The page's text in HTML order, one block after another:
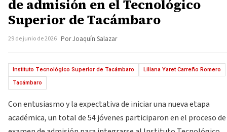
de admisión en el Tecnológico
Superior de Tacámbaro
29 de junio de 2026 Por Joaquín Salazar
Instituto Tecnológico Superior de Tacámbaro
Liliana Yaret Carreño Romero
Tacámbaro
Con entusiasmo y la expectativa de iniciar una nueva etapa
académica, un total de 54 jóvenes participaron en el proceso de